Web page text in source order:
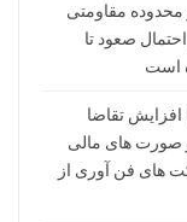
محدوده مقاومتی
و احتمال صعود تا
افزایش تقاضا
صورت های مالی
های فن آوری از